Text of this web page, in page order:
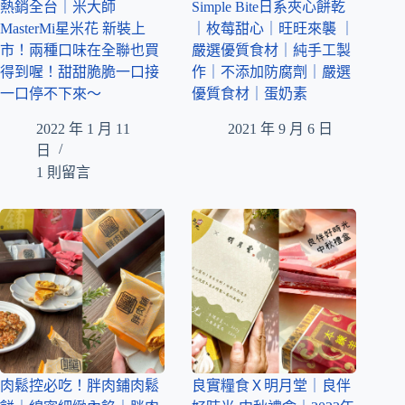
熱銷全台｜米大師
MasterMi星米花 新裝上
市！兩種口味在全聯也買
得到喔！甜甜脆脆一口接
一口停不下來～
2022 年 1 月 11
日
1 則留言
Simple Bite日系夾心餅乾
｜枚莓甜心｜旺旺來襲 ｜
嚴選優質食材｜純手工製
作｜不添加防腐劑｜嚴選
優質食材｜蛋奶素
2021 年 9 月 6 日
肉鬆控必吃！胖肉鋪肉鬆
良實糧食Ｘ明月堂｜良伴